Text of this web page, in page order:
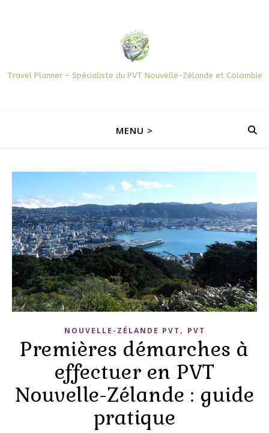
Travel Planner – Spécialiste du PVT Nouvelle-Zélande et Colombie
MENU >
NOUVELLE-ZÉLANDE PVT , PVT
Premières démarches à
effectuer en PVT
Nouvelle-Zélande : guide
pratique